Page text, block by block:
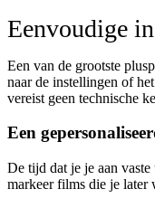
Eenvoudige
Een van de grootste
naar de instellingen of
vereist geen technische
Een
De tijd dat je je aan
markeer films die je later